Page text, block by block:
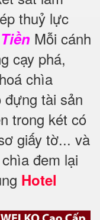
thuỷ lực
Mỗi cánh
cạy phá,
chìa
đựng tài sản
trong két có
giấy tờ... và
đem lại
Hotel